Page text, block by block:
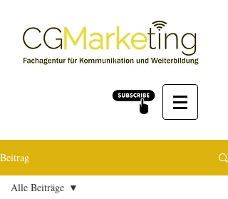
Beitrag
Alle Beiträge